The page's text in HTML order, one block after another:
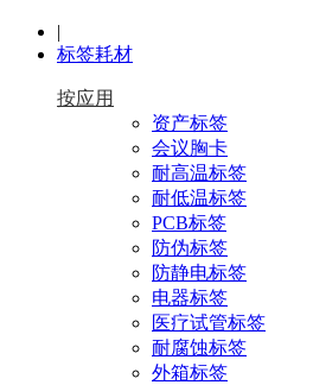
|
标签耗材
按应用
资产标签
会议胸卡
耐高温标签
耐低温标签
PCB标签
防伪标签
防静电标签
电器标签
医疗试管标签
耐腐蚀标签
外箱标签